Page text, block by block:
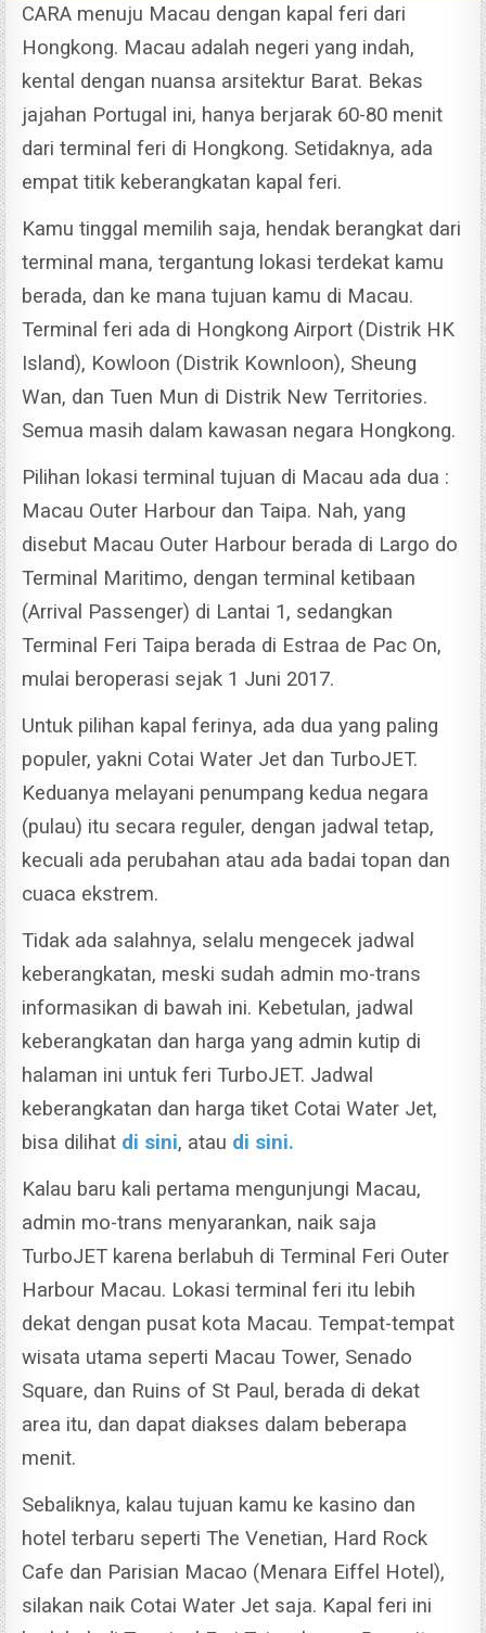
CARA menuju Macau dengan kapal feri dari
Hongkong. Macau adalah negeri yang indah,
kental dengan nuansa arsitektur Barat. Bekas
jajahan Portugal ini, hanya berjarak 60-80 menit
dari terminal feri di Hongkong. Setidaknya, ada
empat titik keberangkatan kapal feri.
Kamu tinggal memilih saja, hendak berangkat dari
terminal mana, tergantung lokasi terdekat kamu
berada, dan ke mana tujuan kamu di Macau.
Terminal feri ada di Hongkong Airport (Distrik HK
Island), Kowloon (Distrik Kownloon), Sheung
Wan, dan Tuen Mun di Distrik New Territories.
Semua masih dalam kawasan negara Hongkong.
Pilihan lokasi terminal tujuan di Macau ada dua :
Macau Outer Harbour dan Taipa. Nah, yang
disebut Macau Outer Harbour berada di Largo do
Terminal Maritimo, dengan terminal ketibaan
(Arrival Passenger) di Lantai 1, sedangkan
Terminal Feri Taipa berada di Estraa de Pac On,
mulai beroperasi sejak 1 Juni 2017.
Untuk pilihan kapal ferinya, ada dua yang paling
populer, yakni Cotai Water Jet dan TurboJET.
Keduanya melayani penumpang kedua negara
(pulau) itu secara reguler, dengan jadwal tetap,
kecuali ada perubahan atau ada badai topan dan
cuaca ekstrem.
Tidak ada salahnya, selalu mengecek jadwal
keberangkatan, meski sudah admin mo-trans
informasikan di bawah ini. Kebetulan, jadwal
keberangkatan dan harga yang admin kutip di
halaman ini untuk feri TurboJET. Jadwal
keberangkatan dan harga tiket Cotai Water Jet,
bisa dilihat di sini, atau di sini.
Kalau baru kali pertama mengunjungi Macau,
admin mo-trans menyarankan, naik saja
TurboJET karena berlabuh di Terminal Feri Outer
Harbour Macau. Lokasi terminal feri itu lebih
dekat dengan pusat kota Macau. Tempat-tempat
wisata utama seperti Macau Tower, Senado
Square, dan Ruins of St Paul, berada di dekat
area itu, dan dapat diakses dalam beberapa
menit.
Sebaliknya, kalau tujuan kamu ke kasino dan
hotel terbaru seperti The Venetian, Hard Rock
Cafe dan Parisian Macao (Menara Eiffel Hotel),
silakan naik Cotai Water Jet saja. Kapal feri ini